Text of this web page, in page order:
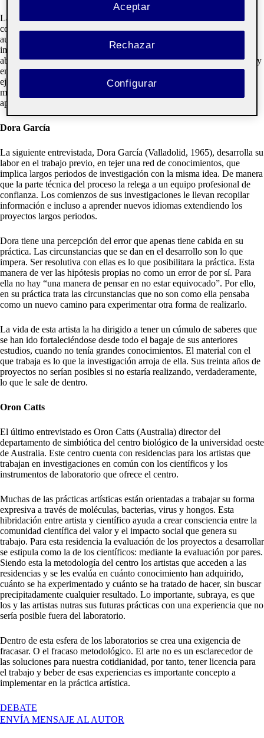
La entrevistada
un concepto muy trabajado de lo que se define
como trabajo en colectivo. Y si bien, ella presenta sus proyectos en
autoría personal exclusiva, no deslegitima el trabajo colectivo que
implica cualquier labor por pequeña que sea. Lo constata muy
abiertamente cuando responde al entrevistador: “nadie trabaja solo hoy
en día”. Por otro lado, El error también está presente cuando por
ejemplo sus trabajos no han salido como ella había pensado. A su
modo de ver, aceptarlo y observar lo que deviene de él es una vía de
aprendizaje.
Dora García
La siguiente entrevistada, Dora García (Valladolid, 1965), desarrolla su
labor en el trabajo previo, en tejer una red de conocimientos, que
implica largos periodos de investigación con la misma idea. De manera
que la parte técnica del proceso la relega a un equipo profesional de
confianza. Los comienzos de sus investigaciones le llevan recopilar
información e incluso a aprender nuevos idiomas extendiendo los
proyectos largos periodos.
Dora tiene una percepción del error que apenas tiene cabida en su
práctica. Las circunstancias que se dan en el desarrollo son lo que
impera. Ser resolutiva con ellas es lo que posibilitara la práctica. Esta
manera de ver las hipótesis propias no como un error de por sí. Para
ella no hay “una manera de pensar en no estar equivocado”. Por ello,
en su práctica trata las circunstancias que no son como ella pensaba
como un nuevo camino para experimentar otra forma de realizarlo.
La vida de esta artista la ha dirigido a tener un cúmulo de saberes que
se han ido fortaleciéndose desde todo el bagaje de sus anteriores
estudios, cuando no tenía grandes conocimientos. El material con el
que trabaja es lo que la investigación arroja de ella. Sus treinta años de
proyectos no serían posibles si no estaría realizando, verdaderamente,
lo que le sale de dentro.
Oron Catts
El último entrevistado es Oron Catts (Australia) director del
departamento de simbiótica del centro biológico de la universidad oeste
de Australia. Este centro cuenta con residencias para los artistas que
trabajan en investigaciones en común con los científicos y los
instrumentos de laboratorio que ofrece el centro.
Muchas de las prácticas artísticas están orientadas a trabajar su forma
expresiva a través de moléculas, bacterias, virus y hongos. Esta
hibridación entre artista y científico ayuda a crear consciencia entre la
comunidad científica del valor y el impacto social que genera su
trabajo. Para esta residencia la evaluación de los proyectos a desarrollar
se estipula como la de los científicos: mediante la evaluación por pares.
Siendo esta la metodología del centro los artistas que acceden a las
residencias y se les evalúa en cuánto conocimiento han adquirido,
cuánto se ha experimentado y cuánto se ha tratado de hacer, sin buscar
precipitadamente cualquier resultado. Lo importante, subraya, es que
los y las artistas nutras sus futuras prácticas con una experiencia que no
sería posible fuera del laboratorio.
Dentro de esta esfera de los laboratorios se crea una exigencia de
fracasar. O el fracaso metodológico. El arte no es un esclarecedor de
las soluciones para nuestra cotidianidad, por tanto, tener licencia para
el trabajo y beber de esas experiencias es importante concepto a
implementar en la práctica artística.
DEBATE
ENTREVISTA
ENVÍA MENSAJE AL AUTOR
Rechazar
Aceptar
Configurar